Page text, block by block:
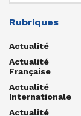
Rubriques
Actualité
Actualité
Française
Actualité
Internationale
Actualité